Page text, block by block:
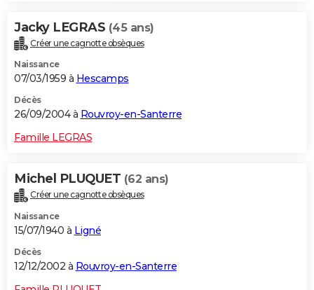
Jacky LEGRAS (45 ans)
Créer une cagnotte obsèques
Naissance
07/03/1959 à Hescamps
Décès
26/09/2004 à Rouvroy-en-Santerre
Famille LEGRAS
Michel PLUQUET (62 ans)
Créer une cagnotte obsèques
Naissance
15/07/1940 à Ligné
Décès
12/12/2002 à Rouvroy-en-Santerre